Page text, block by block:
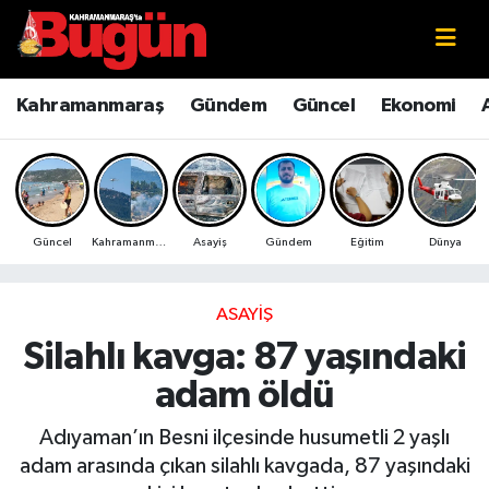
Kahramanmaraş Gündem Güncel Ekonomi
Güncel Asayiş Gündem Eğitim Dünya
ASAYIŞ
Silahlı kavga: 87 yaşındaki
adam öldü
Adıyaman’ın Besni ilçesinde husumetli 2 yaşlı
adam arasında çıkan silahlı kavgada, 87 yaşındaki
Kahramanmaraş
Kahramanmaraş Sokak Röportajları
Bilim ve Teknoloji
Çevre
Ekonomi
Güncel
Kahramanmaraş Nöbetçi Eczaneler
Kahramanmaraş Hava Durumu
Kahramanmaraş Namaz Vakitleri
Kahramanmaraş Trafik Yoğunluk Haritası
Süper Lig Puan Durumu ve Fikstür
Tüm Manşetler
Haber Arşivi